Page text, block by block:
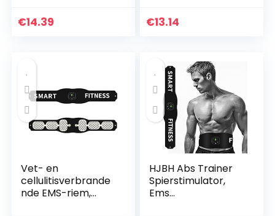
opknoping riem
€14.39
Massage (Zwart)
€13.14
Vet- en
cellulitisverbrande
nde EMS-riem,
HJBH Abs Trainer
Spierstimulator,
Ems